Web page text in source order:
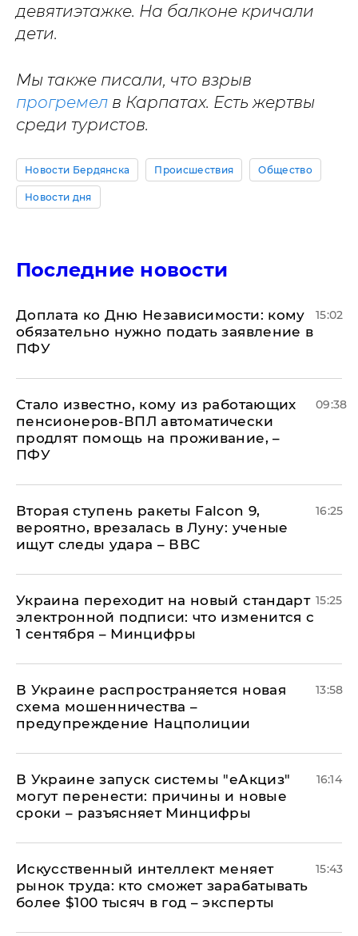
девятиэтажке. На балконе кричали
дети.
Мы также писали, что взрыв
прогремел в Карпатах. Есть жертвы
среди туристов.
Новости Бердянска Происшествия Общество
Новости дня
Последние новости
Доплата ко Дню Независимости: кому
обязательно нужно подать заявление в
ПФУ
15:02
Стало известно, кому из работающих
пенсионеров-ВПЛ автоматически
продлят помощь на проживание, –
ПФУ
09:38
Вторая ступень ракеты Falcon 9,
вероятно, врезалась в Луну: ученые
ищут следы удара – ВВС
16:25
Украина переходит на новый стандарт
электронной подписи: что изменится с
1 сентября – Минцифры
15:25
В Украине распространяется новая
схема мошенничества –
предупреждение Нацполиции
13:58
В Украине запуск системы "еАкциз"
могут перенести: причины и новые
сроки – разъясняет Минцифры
16:14
Искусственный интеллект меняет
рынок труда: кто сможет зарабатывать
более $100 тысяч в год – эксперты
15:43